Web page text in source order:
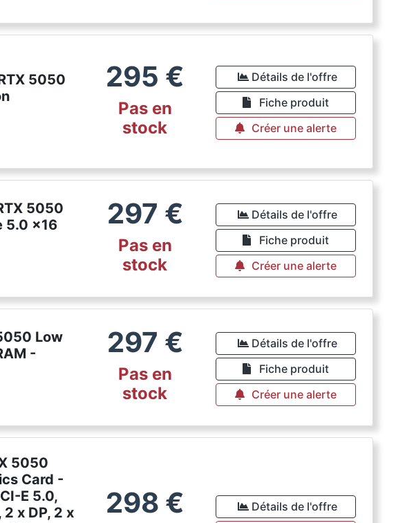
5050
295 €
Pas en
stock
Détails de l'offre
Fiche produit
Créer une alerte
5050
5.0 x16
297 €
Pas en
stock
Détails de l'offre
Fiche produit
Créer une alerte
Low
-
297 €
Pas en
stock
Détails de l'offre
Fiche produit
Créer une alerte
5050
Card -
E 5.0,
x DP, 2 x
298 €
Détails de l'offre